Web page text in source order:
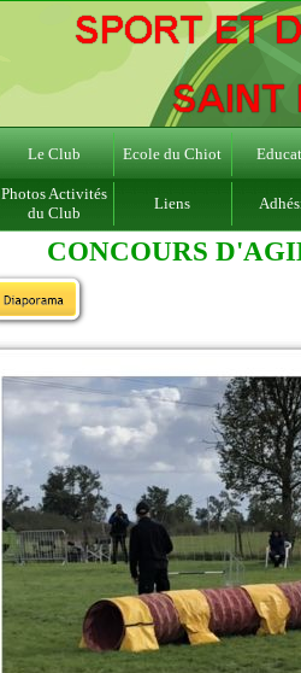
Le Club Ecole du Chiot
Photos Activités
du Club
Liens
CONCOURS